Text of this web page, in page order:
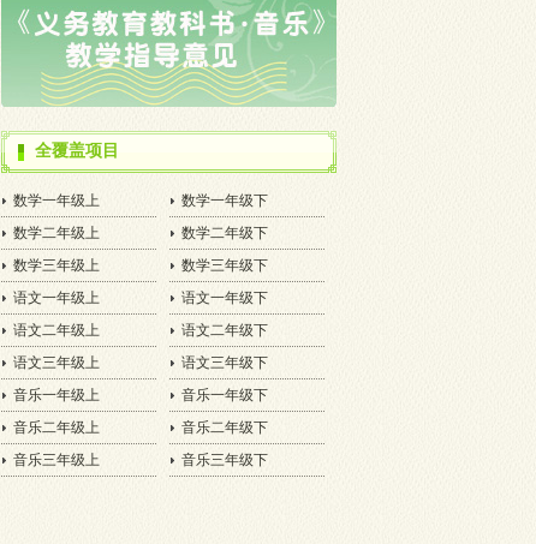
全覆盖项目
数学一年级上
数学二年级上
数学三年级上
语文一年级上
语文二年级上
语文三年级上
音乐一年级上
音乐二年级上
音乐三年级上
数学一年级下
数学二年级下
数学三年级下
语文一年级下
语文二年级下
语文三年级下
音乐一年级下
音乐二年级下
音乐三年级下